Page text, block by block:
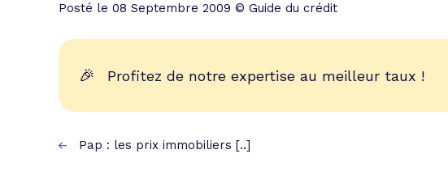
Posté le 08 Septembre 2009 © Guide du crédit
🎉 Profitez de notre expertise au meilleur taux !
Pap : les prix immobiliers [..]